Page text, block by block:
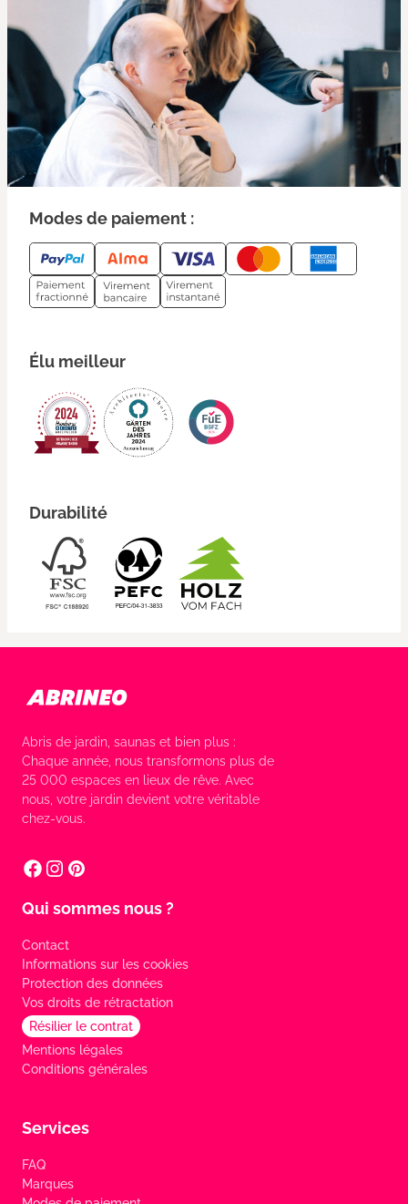
Modes de paiement :
Élu meilleur
Durabilité
Abris de jardin, saunas et bien plus :
Chaque année, nous transformons plus de
25 000 espaces en lieux de rêve. Avec
nous, votre jardin devient votre véritable
chez-vous.
Qui sommes nous ?
Contact
Informations sur les cookies
Protection des données
Vos droits de rétractation
Résilier le contrat
Mentions légales
Conditions générales
Services
FAQ
Marques